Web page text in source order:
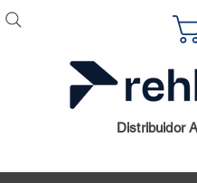
Distribuidor